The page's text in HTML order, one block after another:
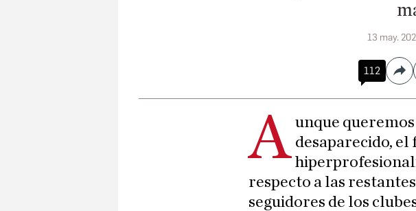
13 may.
112
A unque
desaparecido, el
respecto a las
seguidores de los